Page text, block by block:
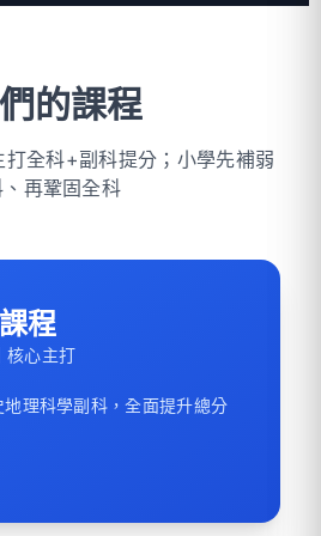
的課程
全科+副科提分；小學先補弱
再鞏固全科
程
核心主打
理科學副科，全面提升總分